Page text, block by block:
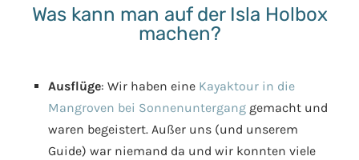
Was kann man auf der Isla Holbox
machen?
Ausflüge: Wir haben eine Kayaktour in die
Mangroven bei Sonnenuntergang gemacht und
waren begeistert. Außer uns (und unserem
Guide) war niemand da und wir konnten viele